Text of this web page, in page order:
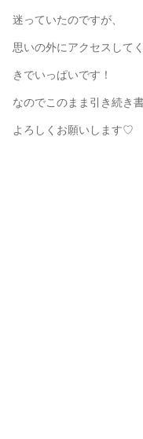
迷っていたのですが、
思いの外にアクセスして
きでいっぱいです！
なのでこのまま引き続き
よろしくお願いします♡